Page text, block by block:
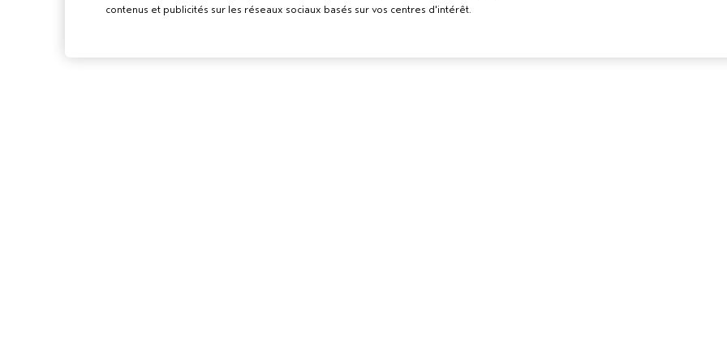
contenus et publicités sur les réseaux sociaux basés sur vos centres d'intérêt.